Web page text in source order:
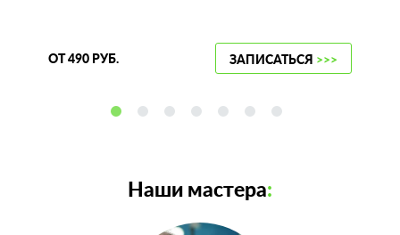
ОТ 490 РУБ. ЗАПИСАТЬСЯ >>>
Наши мастера: